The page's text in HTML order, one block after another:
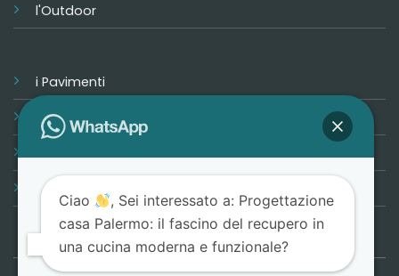
l'Outdoor
i Pavimenti
i Rivestimenti
Progetta la tua casa
Promozioni
Ciao
, Sei interessato a: Progettazione
casa Palermo: il fascino del recupero in
una cucina moderna e funzionale?